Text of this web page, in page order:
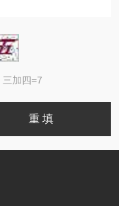
加四=7